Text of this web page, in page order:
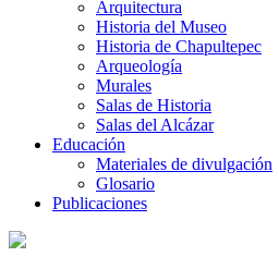
Arquitectura
Historia del Museo
Historia de Chapultepec
Arqueología
Murales
Salas de Historia
Salas del Alcázar
Educación
Materiales de divulgación
Glosario
Publicaciones